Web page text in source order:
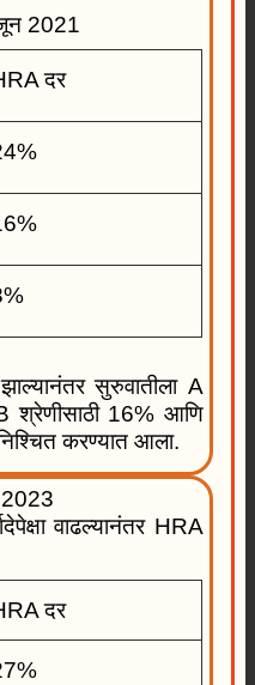
2021
दर
सुरुवातीला A
श्रेणीसाठी 16% आणि
करण्यात आला.
वाढल्यानंतर HRA
दर